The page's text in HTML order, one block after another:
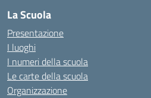
La Scuola
Presentazione
I luoghi
I numeri della scuola
Le carte della scuola
Organizzazione